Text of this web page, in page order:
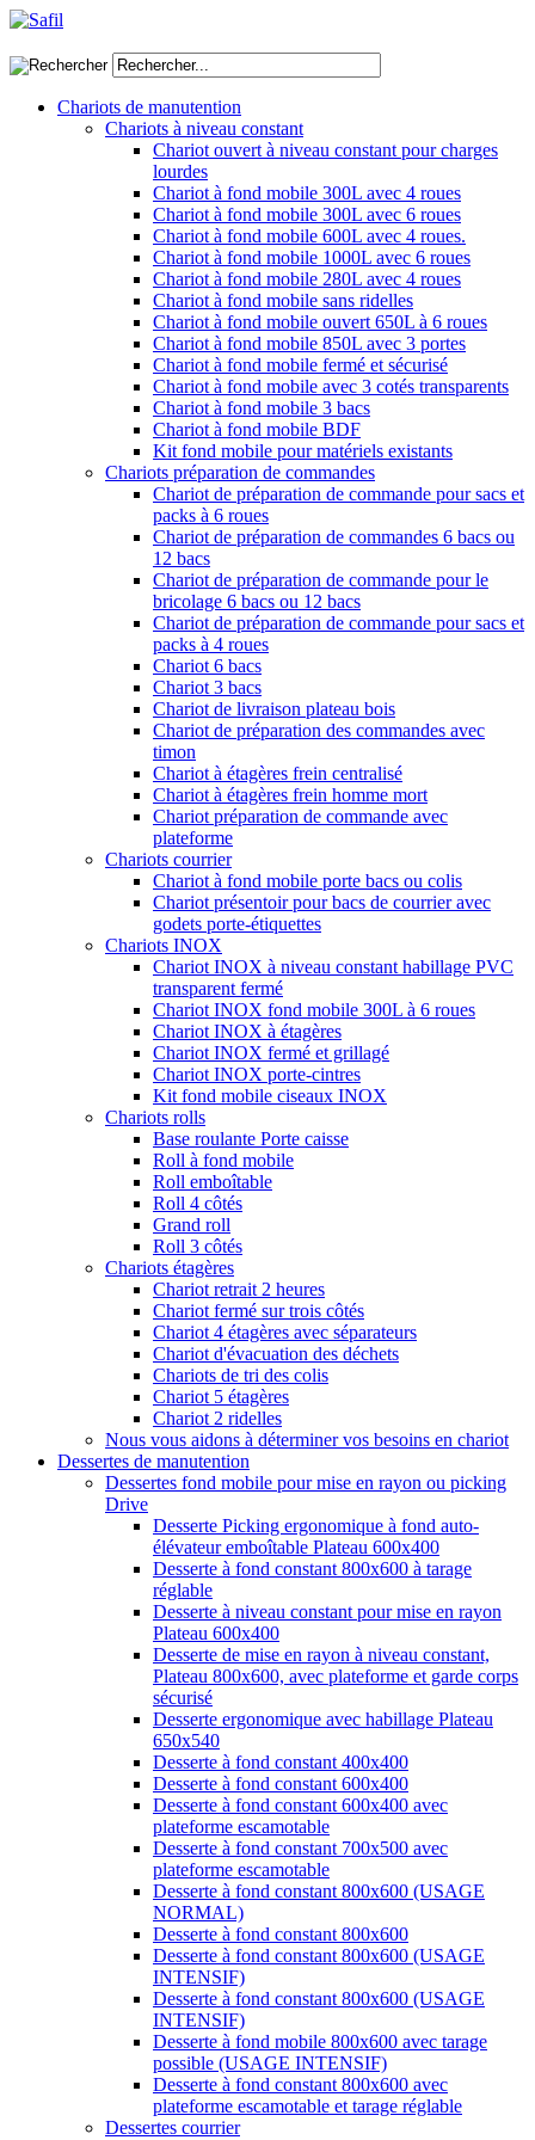
Chariots de manutention
Chariots à niveau constant
Chariot ouvert à niveau constant pour charges
lourdes
Chariot à fond mobile 300L avec 4 roues
Chariot à fond mobile 300L avec 6 roues
Chariot à fond mobile 600L avec 4 roues.
Chariot à fond mobile 1000L avec 6 roues
Chariot à fond mobile 280L avec 4 roues
Chariot à fond mobile sans ridelles
Chariot à fond mobile ouvert 650L à 6 roues
Chariot à fond mobile 850L avec 3 portes
Chariot à fond mobile fermé et sécurisé
Chariot à fond mobile avec 3 cotés transparents
Chariot à fond mobile 3 bacs
Chariot à fond mobile BDF
Kit fond mobile pour matériels existants
Chariots préparation de commandes
Chariot de préparation de commande pour sacs et
packs à 6 roues
Chariot de préparation de commandes 6 bacs ou
12 bacs
Chariot de préparation de commande pour le
bricolage 6 bacs ou 12 bacs
Chariot de préparation de commande pour sacs et
packs à 4 roues
Chariot 6 bacs
Chariot 3 bacs
Chariot de livraison plateau bois
Chariot de préparation des commandes avec
timon
Chariot à étagères frein centralisé
Chariot à étagères frein homme mort
Chariot préparation de commande avec
plateforme
Chariots courrier
Chariot à fond mobile porte bacs ou colis
Chariot présentoir pour bacs de courrier avec
godets porte-étiquettes
Chariots INOX
Chariot INOX à niveau constant habillage PVC
transparent fermé
Chariot INOX fond mobile 300L à 6 roues
Chariot INOX à étagères
Chariot INOX fermé et grillagé
Chariot INOX porte-cintres
Kit fond mobile ciseaux INOX
Chariots rolls
Base roulante Porte caisse
Roll à fond mobile
Roll emboîtable
Roll 4 côtés
Grand roll
Roll 3 côtés
Chariots étagères
Chariot retrait 2 heures
Chariot fermé sur trois côtés
Chariot 4 étagères avec séparateurs
Chariot d'évacuation des déchets
Chariots de tri des colis
Chariot 5 étagères
Chariot 2 ridelles
Nous vous aidons à déterminer vos besoins en chariot
Dessertes de manutention
Dessertes fond mobile pour mise en rayon ou picking
Drive
Desserte Picking ergonomique à fond auto-
élévateur emboîtable Plateau 600x400
Desserte à fond constant 800x600 à tarage
réglable
Desserte à niveau constant pour mise en rayon
Plateau 600x400
Desserte de mise en rayon à niveau constant,
Plateau 800x600, avec plateforme et garde corps
sécurisé
Desserte ergonomique avec habillage Plateau
650x540
Desserte à fond constant 400x400
Desserte à fond constant 600x400
Desserte à fond constant 600x400 avec
plateforme escamotable
Desserte à fond constant 700x500 avec
plateforme escamotable
Desserte à fond constant 800x600 (USAGE
NORMAL)
Desserte à fond constant 800x600
Desserte à fond constant 800x600 (USAGE
INTENSIF)
Desserte à fond constant 800x600 (USAGE
INTENSIF)
Desserte à fond mobile 800x600 avec tarage
possible (USAGE INTENSIF)
Desserte à fond constant 800x600 avec
plateforme escamotable et tarage réglable
Dessertes courrier